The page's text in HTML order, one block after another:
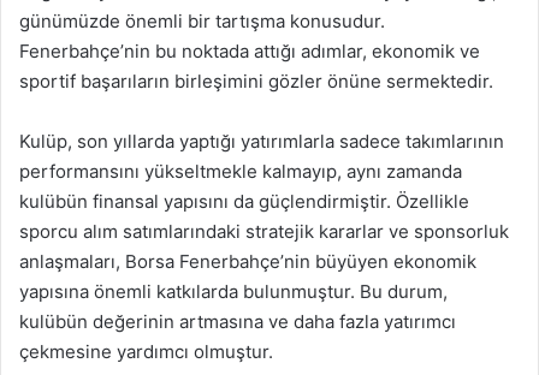
günümüzde önemli bir tartışma konusudur.
Fenerbahçe’nin bu noktada attığı adımlar, ekonomik ve
sportif başarıların birleşimini gözler önüne sermektedir.
Kulüp, son yıllarda yaptığı yatırımlarla sadece takımlarının
performansını yükseltmekle kalmayıp, aynı zamanda
kulübün finansal yapısını da güçlendirmiştir. Özellikle
sporcu alım satımlarındaki stratejik kararlar ve sponsorluk
anlaşmaları, Borsa Fenerbahçe’nin büyüyen ekonomik
yapısına önemli katkılarda bulunmuştur. Bu durum,
kulübün değerinin artmasına ve daha fazla yatırımcı
çekmesine yardımcı olmuştur.